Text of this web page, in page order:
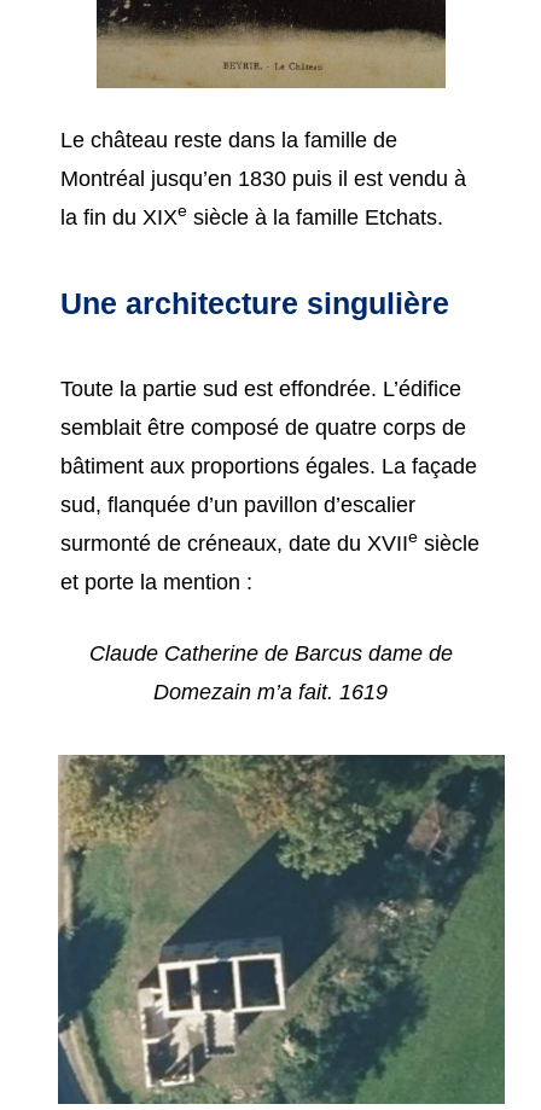
Le château reste dans la famille de
Montréal jusqu’en 1830 puis il est vendu à
la fin du XIXe siècle à la famille Etchats.
Une architecture singulière
Toute la partie sud est effondrée. L’édifice
semblait être composé de quatre corps de
bâtiment aux proportions égales. La façade
sud, flanquée d’un pavillon d’escalier
surmonté de créneaux, date du XVIIe siècle
et porte la mention :
Claude Catherine de Barcus dame de
Domezain m’a fait. 1619